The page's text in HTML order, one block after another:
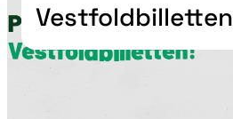
Vestfoldbilletten